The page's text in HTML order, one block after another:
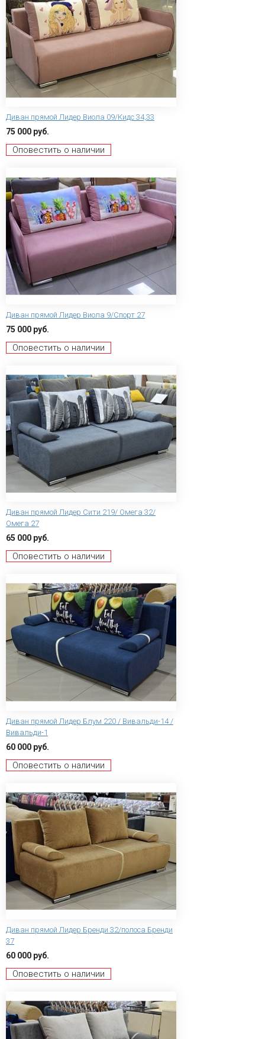
Диван прямой Лидер Виола 09/Кидс 34,33
75 000 руб.
Оповестить о наличии
Диван прямой Лидер Виола 9/Спорт 27
75 000 руб.
Оповестить о наличии
Диван прямой Лидер Сити 219/ Омега 32/
Омега 27
65 000 руб.
Оповестить о наличии
Диван прямой Лидер Блум 220 / Вивальди-14 /
Вивальди-1
60 000 руб.
Оповестить о наличии
Диван прямой Лидер Бренди 32/полоса Бренди
37
60 000 руб.
Оповестить о наличии